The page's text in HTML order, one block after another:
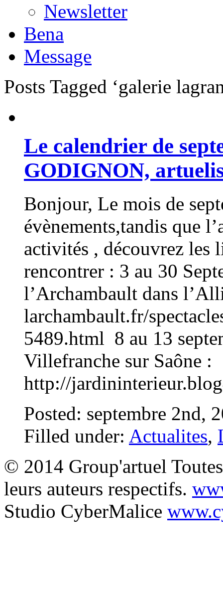
Newsletter
Bena
Message
Posts Tagged ‘galerie
Le calendrier de
GODIGNON,
Bonjour, Le mois de
évènements,tandis que
activités , découvrez les
rencontrer : 3 au 30
l’Archambault dans
larchambault.fr/
5489.html 8 au 13
Villefranche sur Saône :
http://
Posted: septembre 2nd,
Filled under: Actualites,
© 2014 Group'artuel
leurs auteurs respectifs.
Studio CyberMalice